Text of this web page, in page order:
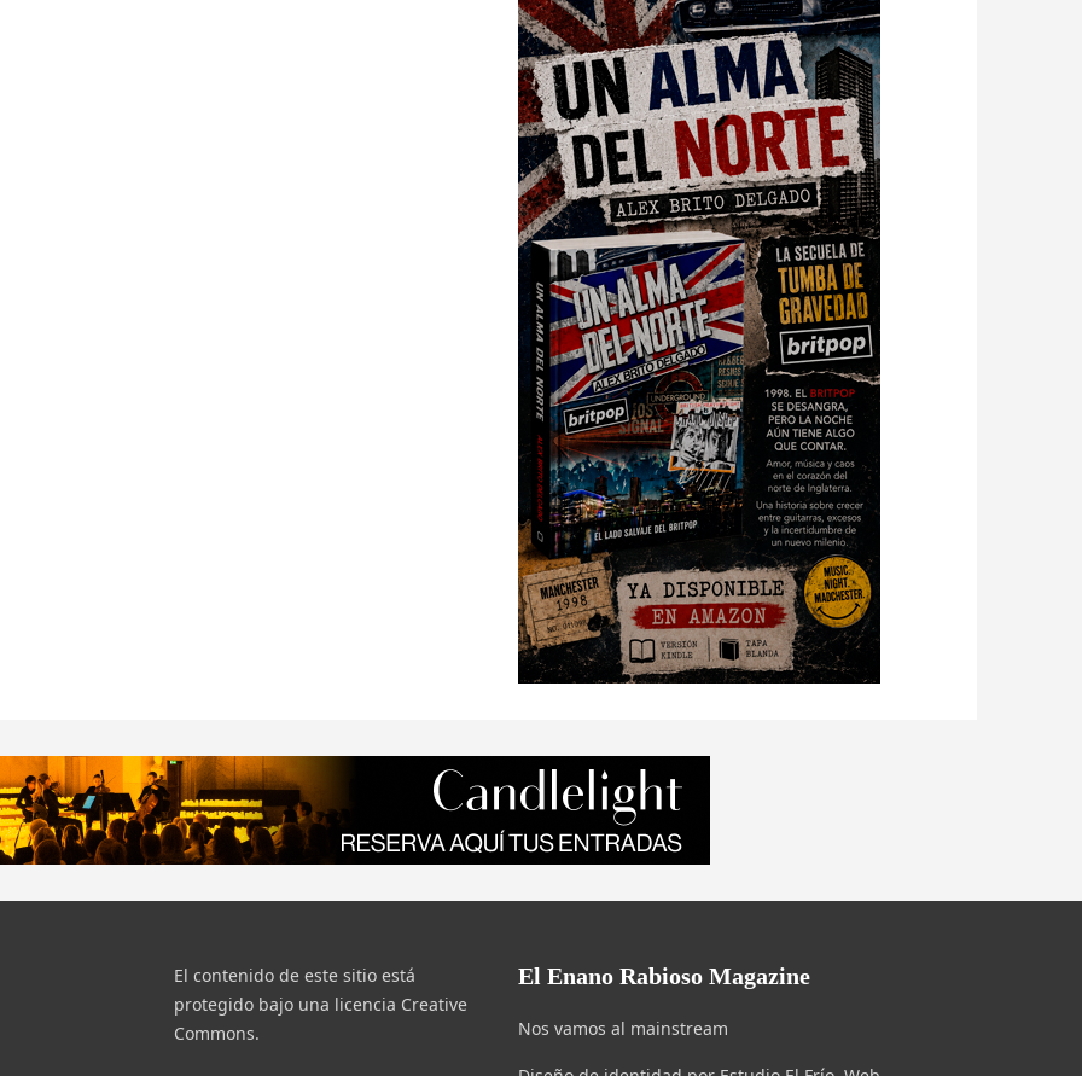
El contenido de este sitio está
protegido bajo una licencia Creative
Commons.
El Enano Rabioso Magazine
Nos vamos al mainstream